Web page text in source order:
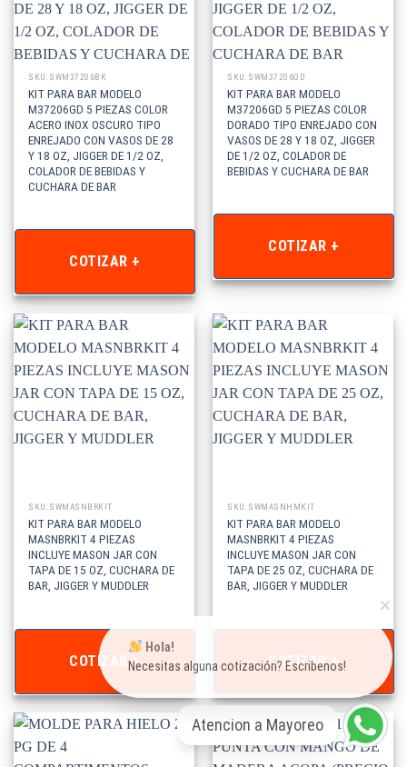
SKU: SWM37206BK
KIT PARA BAR MODELO
M37206GD 5 PIEZAS COLOR
ACERO INOX OSCURO TIPO
ENREJADO CON VASOS DE 28
Y 18 OZ, JIGGER DE 1/2 OZ,
COLADOR DE BEBIDAS Y
CUCHARA DE BAR
COTIZAR +
SKU: SWM37206GD
KIT PARA BAR MODELO
M37206GD 5 PIEZAS COLOR
DORADO TIPO ENREJADO CON
VASOS DE 28 Y 18 OZ, JIGGER
DE 1/2 OZ, COLADOR DE
BEBIDAS Y CUCHARA DE BAR
COTIZAR +
SKU: SWMASNBRKIT
KIT PARA BAR MODELO
MASNBRKIT 4 PIEZAS
INCLUYE MASON JAR CON
TAPA DE 15 OZ, CUCHARA DE
BAR, JIGGER Y MUDDLER
COTIZAR +
SKU: SWMASNHMKIT
KIT PARA BAR MODELO
MASNBRKIT 4 PIEZAS
INCLUYE MASON JAR CON
TAPA DE 25 OZ, CUCHARA DE
BAR, JIGGER Y MUDDLER
COTIZAR +
Hola!
Necesitas alguna cotización? Escribenos!
Atencion a Mayoreo